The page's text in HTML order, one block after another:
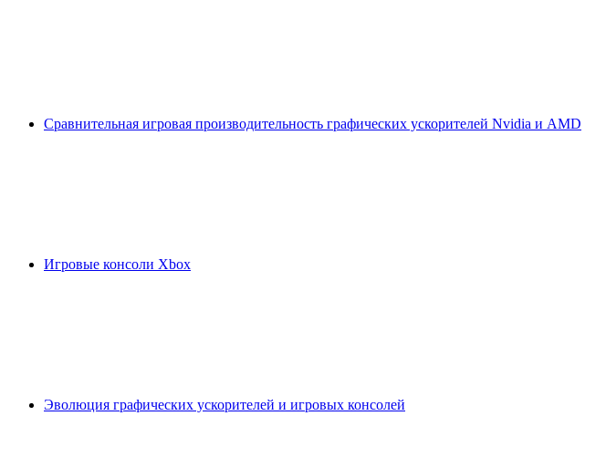
Сравнительная игровая производительность графических ускорителей Nvidia и AMD
Игровые консоли Xbox
Эволюция графических ускорителей и игровых консолей